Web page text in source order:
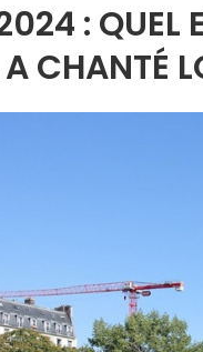
: QUEL
CHANTÉ